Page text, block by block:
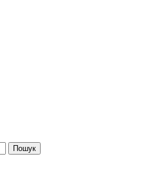
Пошук